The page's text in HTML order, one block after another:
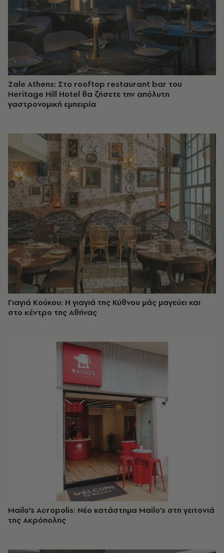
Zale Athens: Στο rooftop restaurant bar του
Heritage Hill Hotel θα ζήσετε την απόλυτη
γαστρονομική εμπειρία
Γιαγιά Κούκου: Η γιαγιά της Κύθνου μάς μαγεύει και
στο κέντρο της Αθήνας
Mailo’s Acropolis: Νέο κατάστημα Mailo’s στη γειτονιά
της Ακρόπολης